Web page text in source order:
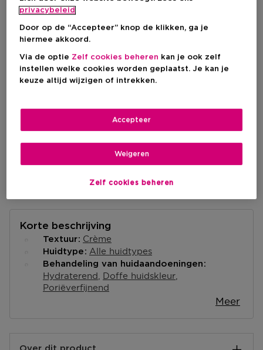
€ 23,90
IN WINKELMANDJE
Ophalen in een winkel
Selecteer een winkel
Korte beschrijving
Textuur Crème
Huidtype Alle huidtypes
Behandeling van huidaandoeningen
Hydraterend Doffe huidskleur
Poriëverfijnend
Meer
privacybeleid
Door op de “Accepteer” knop de klikken, ga je
hiermee akkoord.
Via de optie Zelf cookies beheren kan je ook zelf
instellen welke cookies worden geplaatst. Je kan je
keuze altijd wijzigen of intrekken.
Zelf cookies beheren
Weigeren
Accepteer